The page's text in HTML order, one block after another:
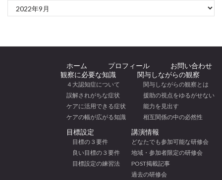
アーカイブ
ホーム プロフィール
お問い合わせ
観察に必要な知識
４大認知症について
誤解されがちな症状
ケアに活用できる症状
ケアの幅が広がる知識
関与しながらの観察
関与しながらの観察とは
援助の視点をゆるがせない
能力を見出す
相互関係の中の必然性
目標設定
目標の３要件
良い目標の３要件
目標設定の練習法
講演情報
どなたでも参加可能な研修会
地域・参加者限定の研修会
POST掲載記事
過去の研修会